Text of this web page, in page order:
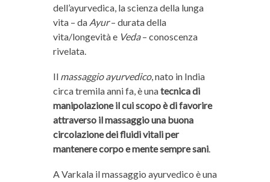
dell’ayurvedica, la scienza della lunga
vita – da Ayur– durata della
vita/longevità e Veda– conoscenza
rivelata.
Il massaggio ayurvedico, nato in India
circa tremila anni fa, è unatecnica di
manipolazione il cui scopo è di favorire
attraverso il massaggio una buona
circolazione dei fluidi vitali per
mantenere corpo e mente sempre sani.
A Varkala il massaggio ayurvedico è una